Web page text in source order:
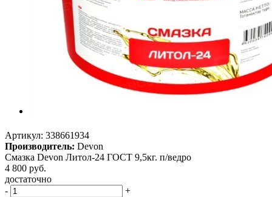
Артикул: 338661934
Производитель: Devon
Смазка Devon Литол-24 ГОСТ 9,5кг. п/ведро
4 800 руб.
достаточно
-
+